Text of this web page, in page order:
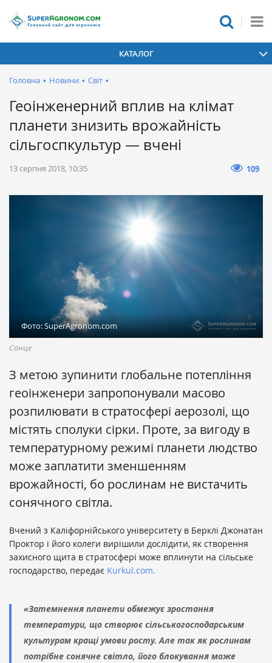
КАТАЛОГ
Головна • Новини • Світ •
Геоінженерний вплив на клімат
планети знизить врожайність
сільгоспкультур — вчені
13 серпня 2018, 10:35 109
Фото: SuperAgronom.com
Сонце
З метою зупинити глобальне потепління
геоінженери запропонували масово
розпилювати в стратосфері аерозолі, що
містять сполуки сірки. Проте, за вигоду в
температурному режимі планети людство
може заплатити зменшенням
врожайності, бо рослинам не вистачить
сонячного світла.
Вчений з Каліфорнійського університету в Берклі Джонатан
Проктор і його колеги вирішили дослідити, як створення
захисного щита в стратосфері може вплинути на сільське
господарство, передає Kurkul.com.
«Затемнення планети обмежує зростання
температури, що створює сільськогосподарським
культурам кращі умови росту. Але так як рослинам
потрібне сонячне світло, його блокування може